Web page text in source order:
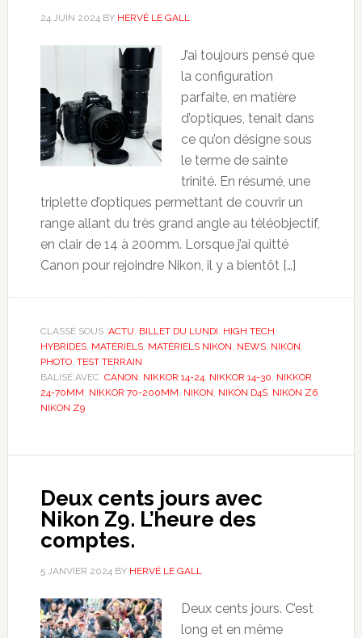
24 JUIN 2024 BY HERVÉ LE GALL
J’ai toujours pensé que
la configuration
parfaite, en matière
d’optiques, tenait dans
ce qu’on désigne sous
le terme de sainte
trinité. En résumé, une
triplette d’optiques permettant de couvrir un
range allant du très grand angle au téléobjectif,
en clair de 14 à 200mm. Lorsque j’ai quitté
Canon pour rejoindre Nikon, il y a bientôt […]
CLASSÉ SOUS :ACTU BILLET DU LUNDI HIGH TECH
HYBRIDES, MATÉRIELS, MATÉRIELS NIKON NEWS, NIKON
PHOTO, TEST TERRAIN
BALISÉ AVEC :CANON NIKKOR 14-24 NIKKOR 14-30 NIKKOR
24-70MM NIKKOR 70-200MM NIKON NIKON D4S, NIKON Z6,
NIKON Z9
Deux cents jours avec
Nikon Z9. L’heure des
comptes.
5 JANVIER 2024 BY HERVÉ LE GALL
Deux cents jours. C’est
long et en même